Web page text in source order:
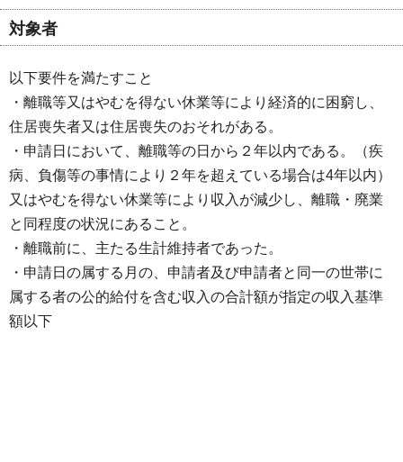
対象者
以下要件を満たすこと
・離職等又はやむを得ない休業等により経済的に困窮し、
住居喪失者又は住居喪失のおそれがある。
・申請日において、離職等の日から２年以内である。（疾
病、負傷等の事情により２年を超えている場合は4年以内）
又はやむを得ない休業等により収入が減少し、離職・廃業
と同程度の状況にあること。
・離職前に、主たる生計維持者であった。
・申請日の属する月の、申請者及び申請者と同一の世帯に
属する者の公的給付を含む収入の合計額が指定の収入基準
額以下